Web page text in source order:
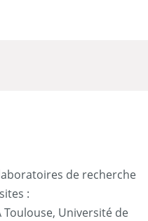
de recherche
:
Toulouse, Université de